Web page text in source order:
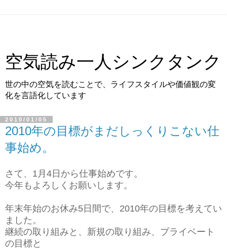
空気読み一人シンクタンク
世の中の空気を読むことで、ライフスタイルや価値観の変
化を言語化しています
2010/01/05
2010年の目標がまだしっくりこない仕
事始め。
さて、1月4日から仕事始めです。
今年もよろしくお願いします。
年末年始のお休み5日間で、2010年の目標を考えてい
ました。
継続の取り組みと、新規の取り組み、プライベート
の目標と